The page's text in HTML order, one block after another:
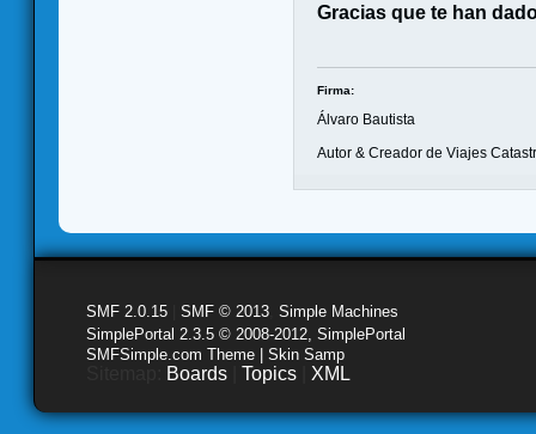
Gracias que te han
Firma:
Álvaro Bautista
Autor & Creador de Viajes
SMF 2.0.15 SMF © 2013 Simple Machines
SimplePortal 2.3.5 © 2008-2012, SimplePortal
SMFSimple.com Theme | Skin Samp
Boards Topics XML